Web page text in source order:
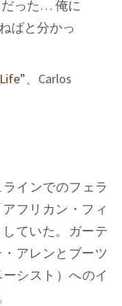
った… 俺に
ばと分かっ
”、Carlos
インでのフェラ
フリカン・フィ
ていた。ガーテ
アレンとブーツ
シスト）へのイ